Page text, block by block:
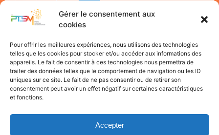
Gérer le consentement aux
cookies
Pour offrir les meilleures expériences, nous utilisons des technologies
telles que les cookies pour stocker et/ou accéder aux informations des
appareils. Le fait de consentir à ces technologies nous permettra de
traiter des données telles que le comportement de navigation ou les ID
uniques sur ce site. Le fait de ne pas consentir ou de retirer son
consentement peut avoir un effet négatif sur certaines caractéristiques
et fonctions.
Accepter